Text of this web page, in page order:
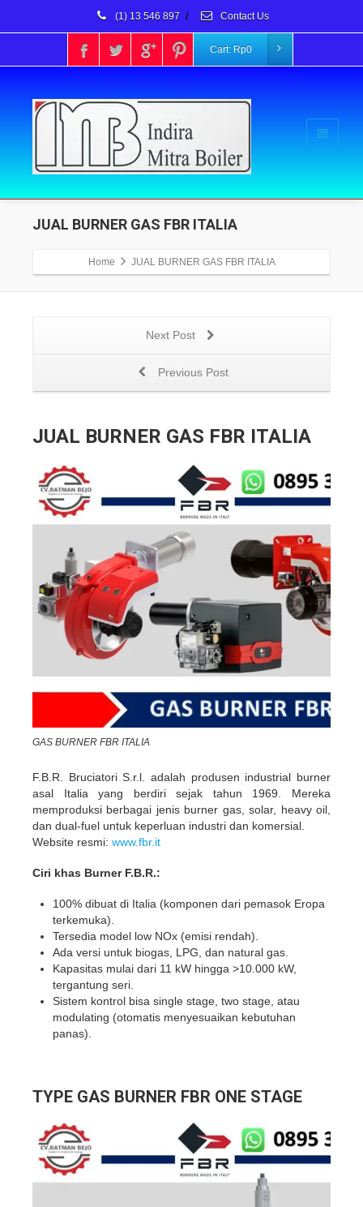
(1) 13 546 897 / Contact Us
Cart: Rp0
JUAL BURNER GAS FBR ITALIA
Home JUAL BURNER GAS FBR ITALIA
Next Post
Previous Post
JUAL BURNER GAS FBR ITALIA
GAS BURNER FBR ITALIA
F.B.R. Bruciatori S.r.l. adalah produsen industrial burner
asal Italia yang berdiri sejak tahun 1969. Mereka
memproduksi berbagai jenis burner gas, solar, heavy oil,
dan dual-fuel untuk keperluan industri dan komersial.
Website resmi: www.fbr.it
Ciri khas Burner F.B.R.:
100% dibuat di Italia (komponen dari pemasok Eropa
terkemuka).
Tersedia model low NOx (emisi rendah).
Ada versi untuk biogas, LPG, dan natural gas.
Kapasitas mulai dari 11 kW hingga >10.000 kW,
tergantung seri.
Sistem kontrol bisa single stage, two stage, atau
modulating (otomatis menyesuaikan kebutuhan
panas).
TYPE GAS BURNER FBR ONE STAGE